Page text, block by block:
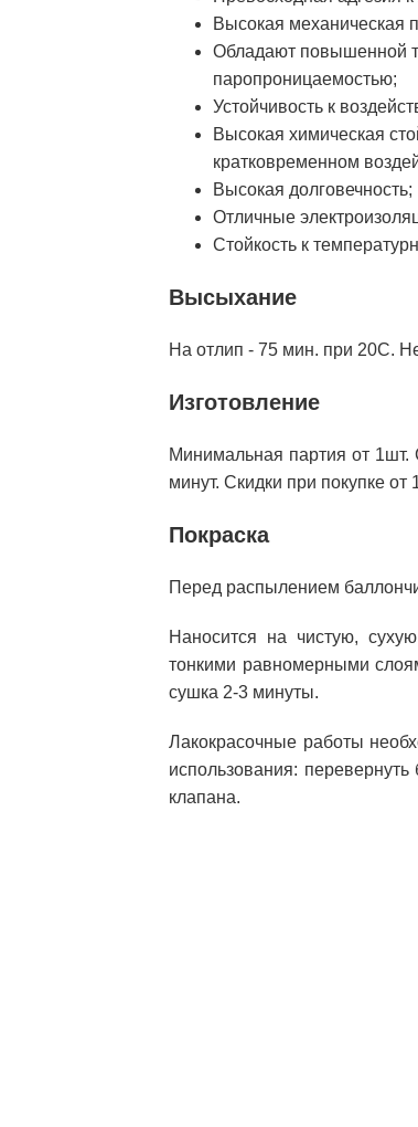
Высокая механическая
Обладают повышенной
паропроницаемостью;
Устойчивость к
Высокая химическая
кратковременном
Высокая долговечность;
Отличные
Стойкость к
Высыхание
На отлип - 75 мин. при 20С.
Изготовление
Минимальная партия от 1шт.
минут. Скидки при покупке от
Покраска
Перед распылением
Наносится на чистую,
тонкими равномерными
сушка 2-3 минуты.
Лакокрасочные работы
использования:
клапана.